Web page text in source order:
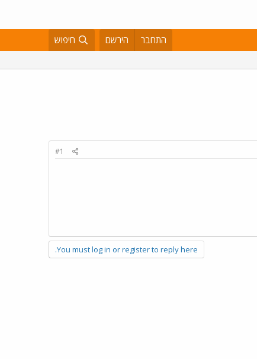
התחבר הירשם חיפוש
#1
You must log in or register to reply here.